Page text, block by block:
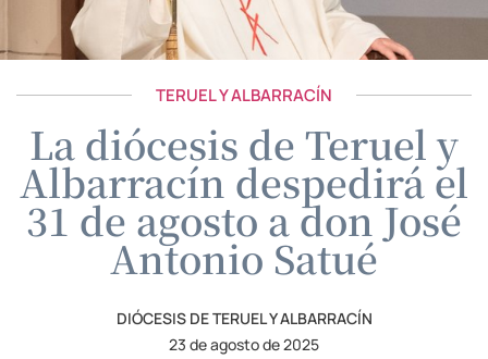
TERUEL Y ALBARRACÍN
La diócesis de Teruel y
Albarracín despedirá el
31 de agosto a don José
Antonio Satué
DIÓCESIS DE TERUEL Y ALBARRACÍN
23 de agosto de 2025